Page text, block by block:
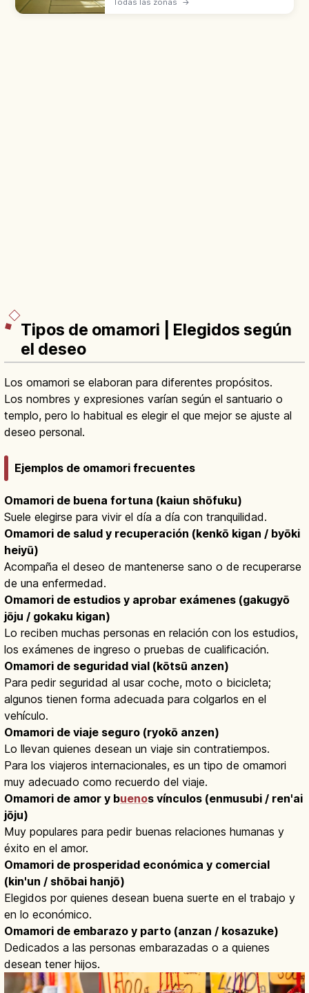
Todas las zonas →
Tipos de omamori | Elegidos según
el deseo
Los omamori se elaboran para diferentes propósitos.
Los nombres y expresiones varían según el santuario o
templo, pero lo habitual es elegir el que mejor se ajuste al
deseo personal.
Ejemplos de omamori frecuentes
Omamori de buena fortuna (kaiun shōfuku)
Suele elegirse para vivir el día a día con tranquilidad.
Omamori de salud y recuperación (kenkō kigan / byōki
heiyū)
Acompaña el deseo de mantenerse sano o de recuperarse
de una enfermedad.
Omamori de estudios y aprobar exámenes (gakugyō
jōju / gokaku kigan)
Lo reciben muchas personas en relación con los estudios,
los exámenes de ingreso o pruebas de cualificación.
Omamori de seguridad vial (kōtsū anzen)
Para pedir seguridad al usar coche, moto o bicicleta;
algunos tienen forma adecuada para colgarlos en el
vehículo.
Omamori de viaje seguro (ryokō anzen)
Lo llevan quienes desean un viaje sin contratiempos.
Para los viajeros internacionales, es un tipo de omamori
muy adecuado como recuerdo del viaje.
Omamori de amor y buenos vínculos (enmusubi / ren'ai
jōju)
Muy populares para pedir buenas relaciones humanas y
éxito en el amor.
Omamori de prosperidad económica y comercial
(kin'un / shōbai hanjō)
Elegidos por quienes desean buena suerte en el trabajo y
en lo económico.
Omamori de embarazo y parto (anzan / kosazuke)
Dedicados a las personas embarazadas o a quienes
desean tener hijos.